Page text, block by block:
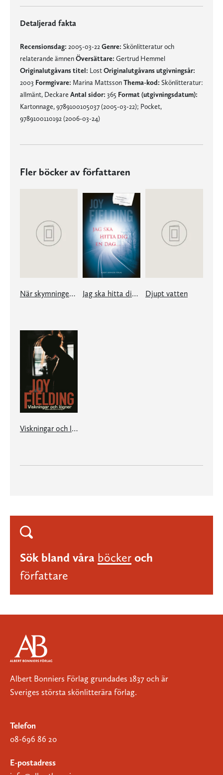
Detaljerad fakta
Recensionsdag: 2005-03-22 Genre: Skönlitteratur och
relaterande ämnenÖversättare: Gertrud Hemmel
Originalutgåvans titel: LostOriginalutgåvans utgivningsår:
2003 Formgivare: Marina MattssonThema-kod: Skönlitteratur:
allmänt, Deckare Antal sidor: 365 Format (utgivningsdatum):
Kartonnage, 9789100105037 (2005-03-22); Pocket,
9789100110192 (2006-03-24)
Fler böcker av författaren
När skymningen faller Jag ska hitta dig en dag... Djupt vatten
Viskningar och lögner
Sök bland våra böcker och
författare
Albert Bonniers Förlag grundades 1837 och är
Sveriges största skönlitterära förlag.
Telefon
08-696 86 20
E-postadress